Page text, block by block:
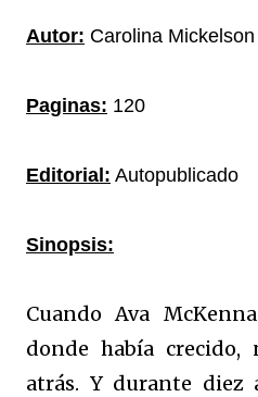
Autor: Carolina Mickelson
Paginas: 120
Editorial: Autopublicado
Sinopsis:
Cuando Ava
donde había crecido,
atrás. Y durante diez